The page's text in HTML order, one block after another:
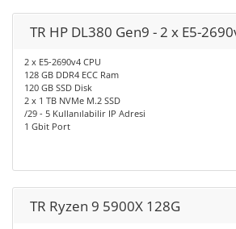
TR HP DL380 Gen9 - 2 x E5-
2 x E5-2690v4 CPU
128 GB DDR4 ECC Ram
120 GB SSD Disk
2 x 1 TB NVMe M.2 SSD
/29 - 5 Kullanılabilir IP Adresi
1 Gbit Port
TR Ryzen 9 5900X 128G